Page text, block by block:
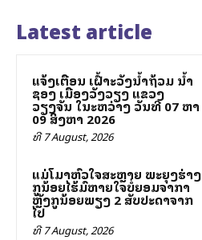
Latest article
ແຈ້ງເຕືອນ ເຝົ້າລະວັງນ້ຳຖ້ວມ ນ້ຳ
ຊອງ ເມືອງວັງວຽງ ແຂວງ
ວຽງຈັນ ໃນລະຫວ່າງ ວັນທີ 07 ຫາ
09 ສິງຫາ 2026
ທີ 7 August, 2026
ແມ່ໂລມາຫົວໃຈສະຫຼາຍ ພະຍຸງຮ່າງ
ລູກນ້ອຍໄຮ້ລົມຫາຍໃຈບໍ່ຍອມຈາກລາ
ຫຼັງລູກນ້ອຍພຽງ 2 ສັບປະດາຈາກ
ໄປ
ທີ 7 August, 2026